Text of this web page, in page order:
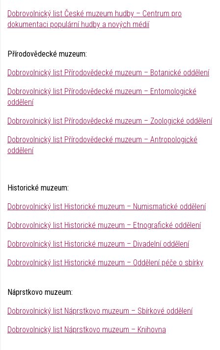
Dobrovolnický list České muzeum hudby – Centrum pro
dokumentaci populární hudby a nových médií
Přírodovědecké muzeum:
Dobrovolnický list Přírodovědecké muzeum – Botanické oddělení
Dobrovolnický list Přírodovědecké muzeum – Entomologické
oddělení
Dobrovolnický list Přírodovědecké muzeum – Zoologické oddělení
Dobrovolnický list Přírodovědecké muzeum – Antropologické
oddělení
Historické muzeum:
Dobrovolnický list Historické muzeum – Numismatické oddělení
Dobrovolnický list Historické muzeum – Etnografické oddělení
Dobrovolnický list Historické muzeum – Divadelní oddělení
Dobrovolnický list Historické muzeum – Oddělení péče o sbírky
Náprstkovo muzeum:
Dobrovolnický list Náprstkovo muzeum – Sbírkové oddělení
Dobrovolnický list Náprstkovo muzeum – Knihovna